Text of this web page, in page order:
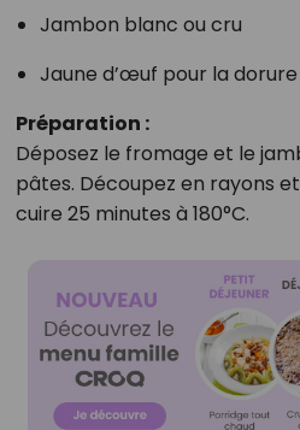
Jambon blanc ou cru
Jaune d’œuf pour la dorure
Préparation :
Déposez le fromage et le
pâtes. Découpez en rayons
cuire 25 minutes à 180°C.